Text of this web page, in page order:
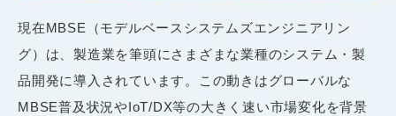
現在MBSE（モデルベースシステムズエンジニアリン
グ）は、製造業を筆頭にさまざまな業種のシステム・製
品開発に導入されています。この動きはグローバルな
MBSE普及状況やIoT/DX等の大きく速い市場変化を背景